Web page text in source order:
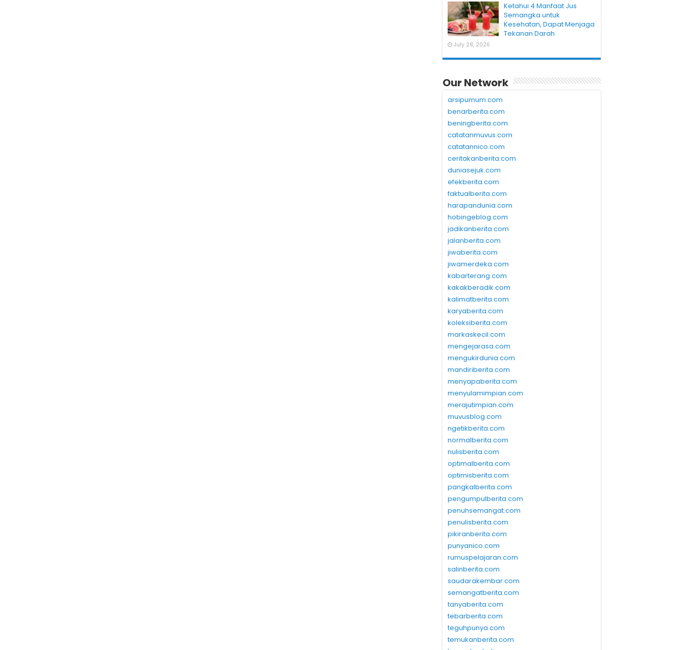
Ketahui 4 Manfaat Jus
Semangka untuk
Kesehatan, Dapat Menjaga
Tekanan Darah
July 28, 2026
Our Network
arsipumum.com
benarberita.com
beningberita.com
catatanmuvus.com
catatannico.com
ceritakanberita.com
duniasejuk.com
efekberita.com
faktualberita.com
harapandunia.com
hobingeblog.com
jadikanberita.com
jalanberita.com
jiwaberita.com
jiwamerdeka.com
kabarterang.com
kakakberadik.com
kalimatberita.com
karyaberita.com
koleksiberita.com
markaskecil.com
mengejarasa.com
mengukirdunia.com
mandiriberita.com
menyapaberita.com
menyulamimpian.com
merajutimpian.com
muvusblog.com
ngetikberita.com
normalberita.com
nulisberita.com
optimalberita.com
optimisberita.com
pangkalberita.com
pengumpulberita.com
penuhsemangat.com
penulisberita.com
pikiranberita.com
punyanico.com
rumuspelajaran.com
salinberita.com
saudarakembar.com
semangatberita.com
tanyaberita.com
tebarberita.com
teguhpunya.com
temukanberita.com